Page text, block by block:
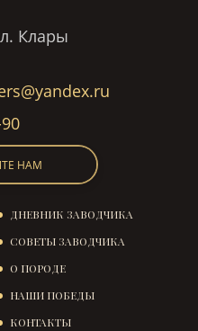
Клары
НАМ
ДНЕВНИК ЗАВОДЧИКА
СОВЕТЫ ЗАВОДЧИКА
О ПОРОДЕ
НАШИ ПОБЕДЫ
КОНТАКТЫ